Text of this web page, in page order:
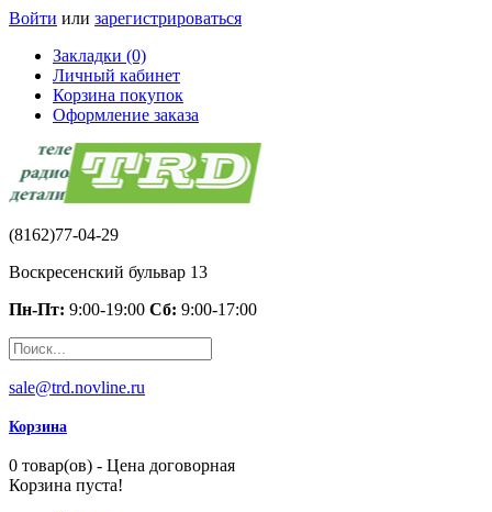
Войти или зарегистрироваться
Закладки (0)
Личный кабинет
Корзина покупок
Оформление заказа
(8162)77-04-29
Воскресенский бульвар 13
Пн-Пт: 9:00-19:00 Сб: 9:00-17:00
sale@trd.novline.ru
Корзина
0 товар(ов) - Цена договорная
Корзина пуста!